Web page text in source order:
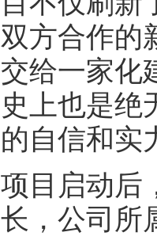
双方合作的
交给一家化
史上也是绝
的自信和实
项目启动后
长，公司所